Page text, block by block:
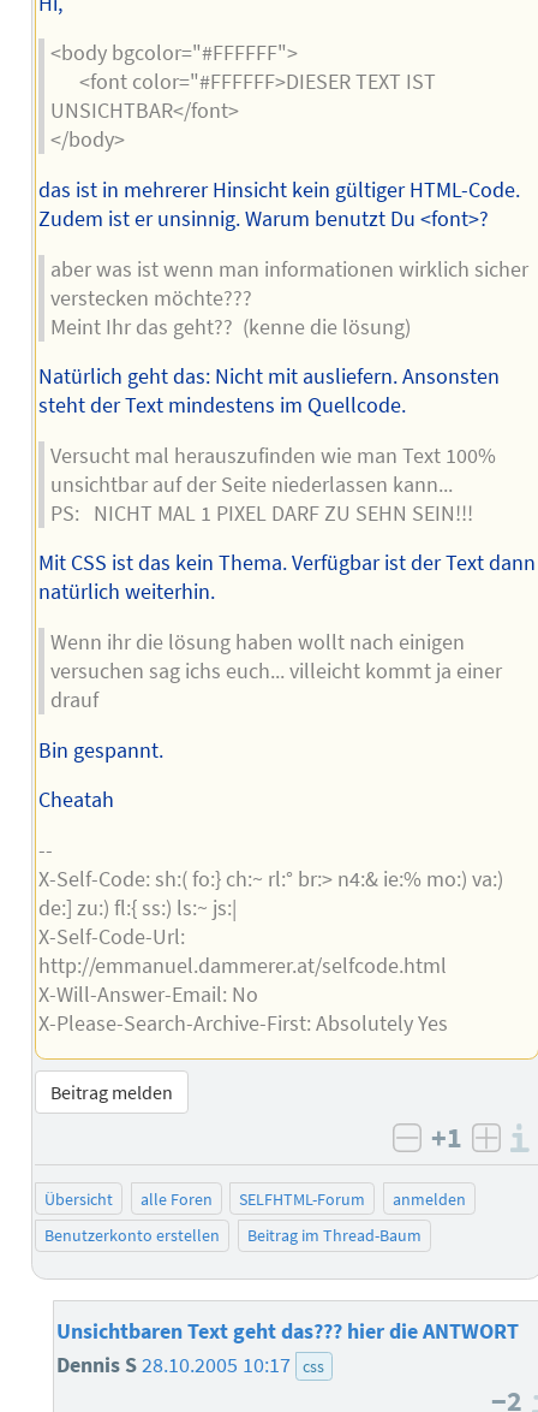
<body bgcolor="#FFFFFF">
<font color="#FFFFFF>DIESER TEXT IST
UNSICHTBAR</font>
</body>
das ist in mehrerer Hinsicht kein gültiger HTML-Code.
Zudem ist er unsinnig. Warum benutzt Du <font>?
aber was ist wenn man informationen wirklich sicher
verstecken möchte???
Meint Ihr das geht?? (kenne die lösung)
Natürlich geht das: Nicht mit ausliefern. Ansonsten
steht der Text mindestens im Quellcode.
Versucht mal herauszufinden wie man Text 100%
unsichtbar auf der Seite niederlassen kann...
PS: NICHT MAL 1 PIXEL DARF ZU SEHN SEIN!!!
Mit CSS ist das kein Thema. Verfügbar ist der Text dann
natürlich weiterhin.
Wenn ihr die lösung haben wollt nach einigen
versuchen sag ichs euch... villeicht kommt ja einer
drauf
Bin gespannt.
Cheatah
--
X-Self-Code: sh:( fo:} ch:~ rl:° br:> n4:& ie:% mo:) va:)
de:] zu:) fl:{ ss:) ls:~ js:|
X-Self-Code-Url:
http://emmanuel.dammerer.at/selfcode.html
X-Will-Answer-Email: No
X-Please-Search-Archive-First: Absolutely Yes
Beitrag melden
negativ
+1
Übersicht alle Foren SELFHTML-Forum
anmelden
Benutzerkonto erstellen
Beitrag im Thread-Baum
Unsichtbaren Text geht das??? hier die ANTWORT
Dennis S28.10.2005 10:17 css
−2